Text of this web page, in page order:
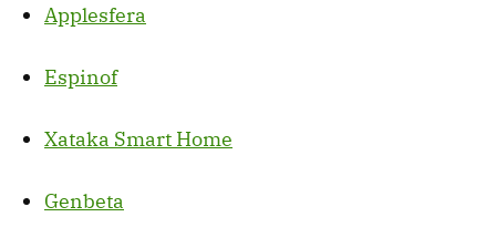
Applesfera
Espinof
Xataka Smart Home
Genbeta